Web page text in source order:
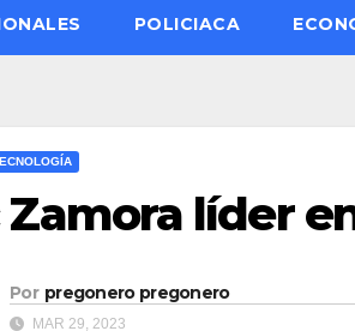
POLICIACA
Zamora líder
Por pregonero pregonero
MAR 29, 2023